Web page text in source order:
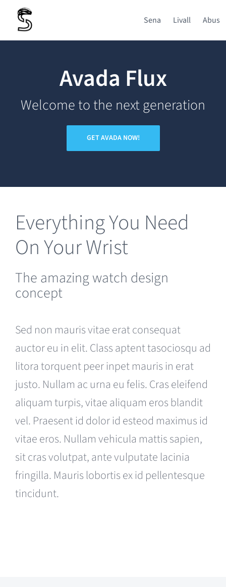
naar
inhoud
Sena Livall Abus
Avada Flux
Welcome to the next generation
GET AVADA NOW!
Everything You Need
On Your Wrist
The amazing watch design
concept
Sed non mauris vitae erat consequat
auctor eu in elit. Class aptent tasociosqu ad
litora torquent peer inpet mauris in erat
justo. Nullam ac urna eu felis. Cras eleifend
aliquam turpis, vitae aliquam eros blandit
vel. Praesent id dolor id esteod maximus id
vitae eros. Nullam vehicula mattis sapien,
sit cras volutpat, ante vulputate lacinia
fringilla. Mauris lobortis ex id pellentesque
tincidunt.